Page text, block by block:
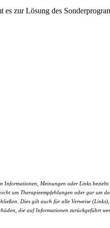
zur Lösung des
Meinungen oder Links
um Therapieempfehlungen oder gar
Dies gilt auch für alle Verweise
die auf Informationen zurückgeführt